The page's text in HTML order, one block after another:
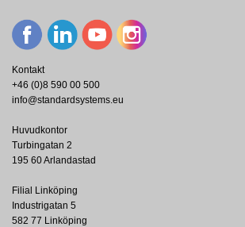
Kontakt
+46 (0)8 590 00 500
info@standardsystems.eu
Huvudkontor
Turbingatan 2
195 60 Arlandastad
Filial Linköping
Industrigatan 5
582 77 Linköping